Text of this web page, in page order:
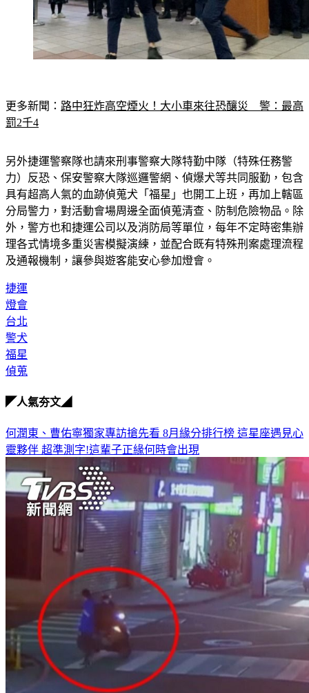
更多新聞： 路中狂炸高空煙火！大小車來往恐釀災　警：最高
罰2千4
另外捷運警察隊也請來刑事警察大隊特勤中隊（特殊任務警
力）反恐、保安警察大隊巡邏警網、偵爆犬等共同服勤，包含
具有超高人氣的血跡偵蒐犬「福星」也開工上班，再加上轄區
分局警力，對活動會場周邊全面偵蒐清查、防制危險物品。除
外，警方也和捷運公司以及消防局等單位，每年不定時密集辦
理各式情境多重災害模擬演練，並配合既有特殊刑案處理流程
及通報機制，讓參與遊客能安心參加燈會。
捷運
燈會
台北
警犬
福星
偵蒐
◤人氣夯文◢
何潤東、曹佑寧獨家專訪搶先看 8月緣分排行榜 這星座遇見心
靈夥伴 超準測字!這輩子正緣何時會出現